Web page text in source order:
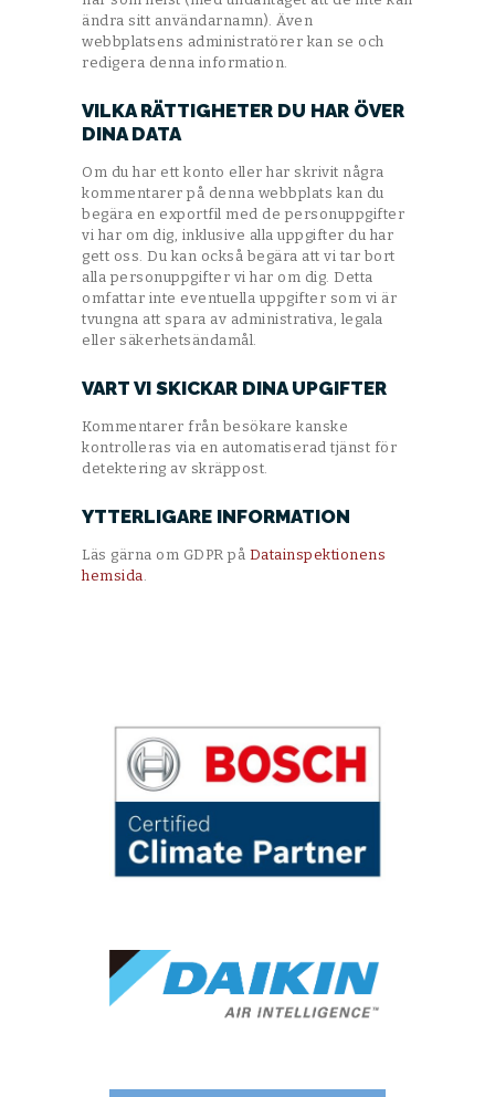
ändra sitt användarnamn). Även
webbplatsens administratörer kan se och
redigera denna information.
VILKA RÄTTIGHETER DU HAR ÖVER
DINA DATA
Om du har ett konto eller har skrivit några
kommentarer på denna webbplats kan du
begära en exportfil med de personuppgifter
vi har om dig, inklusive alla uppgifter du har
gett oss. Du kan också begära att vi tar bort
alla personuppgifter vi har om dig. Detta
omfattar inte eventuella uppgifter som vi är
tvungna att spara av administrativa, legala
eller säkerhetsändamål.
VART VI SKICKAR DINA UPGIFTER
Kommentarer från besökare kanske
kontrolleras via en automatiserad tjänst för
detektering av skräppost.
YTTERLIGARE INFORMATION
Läs gärna om GDPR på Datainspektionens
hemsida